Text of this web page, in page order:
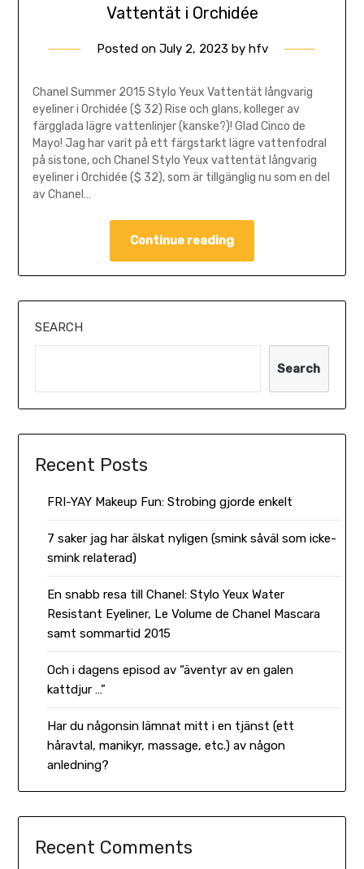
Vattentät i Orchidée
Posted on July 2, 2023 by hfv
Chanel Summer 2015 Stylo Yeux Vattentät långvarig
eyeliner i Orchidée ($ 32) Rise och glans, kolleger av
färgglada lägre vattenlinjer (kanske?)! Glad Cinco de
Mayo! Jag har varit på ett färgstarkt lägre vattenfodral
på sistone, och Chanel Stylo Yeux vattentät långvarig
eyeliner i Orchidée ($ 32), som är tillgänglig nu som en del
av Chanel…
Continue reading
SEARCH
Search
Recent Posts
FRI-YAY Makeup Fun: Strobing gjorde enkelt
7 saker jag har älskat nyligen (smink såväl som icke-
smink relaterad)
En snabb resa till Chanel: Stylo Yeux Water
Resistant Eyeliner, Le Volume de Chanel Mascara
samt sommartid 2015
Och i dagens episod av “äventyr av en galen
kattdjur …”
Har du någonsin lämnat mitt i en tjänst (ett
håravtal, manikyr, massage, etc.) av någon
anledning?
Recent Comments